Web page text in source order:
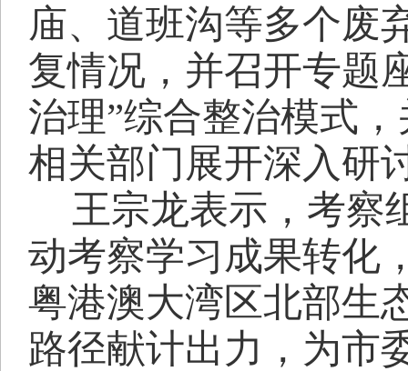
庙、道班沟等多个废
复情况，并召开专题
治理”综合整治模式
相关部门展开深入研
王宗龙表示，考察
动考察学习成果转化
粤港澳大湾区北部生
路径献计出力，为市